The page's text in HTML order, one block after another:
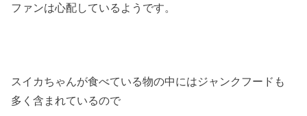
ファンは心配しているようです。
スイカちゃんが食べている物の中にはジャンクフードも
多く含まれているので